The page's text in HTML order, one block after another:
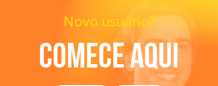
Novo usuário?
Comece aqui